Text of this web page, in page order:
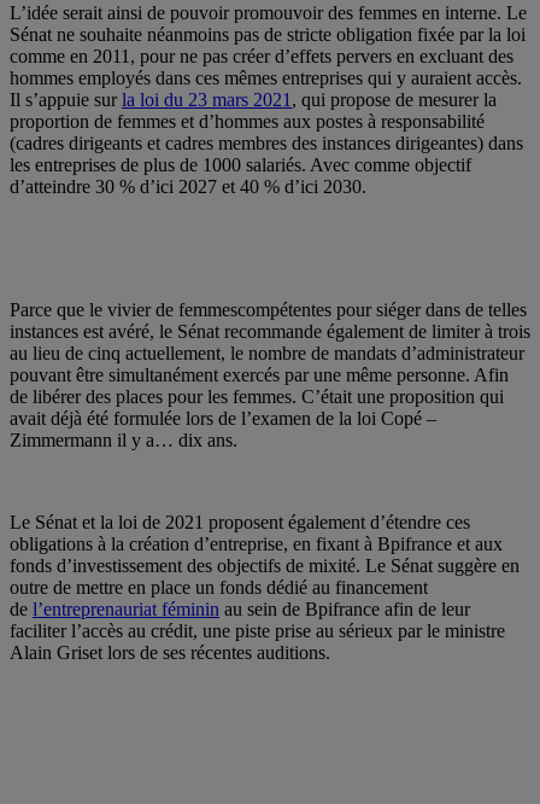
L’idée serait ainsi de pouvoir promouvoir des femmes en interne. Le
Sénat ne souhaite néanmoins pas de stricte obligation fixée par la loi
comme en 2011, pour ne pas créer d’effets pervers en excluant des
hommes employés dans ces mêmes entreprises qui y auraient accès.
Il s’appuie surla loi du 23 mars 2021 , qui propose de mesurer la
proportion de femmes et d’hommes aux postes à responsabilité
(cadres dirigeants et cadres membres des instances dirigeantes) dans
les entreprises de plus de 1000 salariés. Avec comme objectif
d’atteindre 30 % d’ici 2027 et 40 % d’ici 2030.
Parce que le vivier de femmescompétentes pour siéger dans de telles
instances est avéré, le Sénat recommande également de limiter à trois
au lieu de cinq actuellement, le nombre de mandats d’administrateur
pouvant être simultanément exercés par une même personne. Afin
de libérer des places pour les femmes. C’était une proposition qui
avait déjà été formulée lors de l’examen de la loi Copé –
Zimmermann il y a… dix ans.
Le Sénat et la loi de 2021 proposent également d’étendre ces
obligations à la création d’entreprise, en fixant à Bpifrance et aux
fonds d’investissement des objectifs de mixité. Le Sénat suggère en
outre de mettre en place un fonds dédié au financement
de l’entreprenauriat féminin au sein de Bpifrance afin de leur
faciliter l’accès au crédit, une piste prise au sérieux par le ministre
Alain Griset lors de ses récentes auditions.